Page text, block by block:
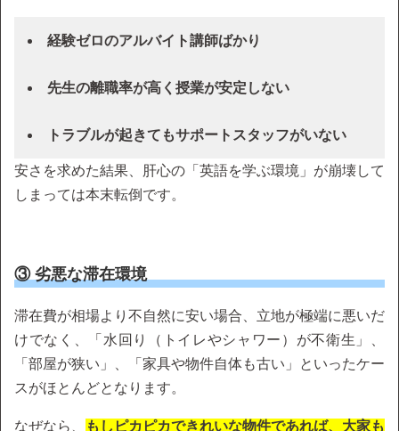
経験ゼロのアルバイト講師ばかり
先生の離職率が高く授業が安定しない
トラブルが起きてもサポートスタッフがいない
安さを求めた結果、肝心の「英語を学ぶ環境」が崩壊して
しまっては本末転倒です。
③ 劣悪な滞在環境
滞在費が相場より不自然に安い場合、立地が極端に悪いだ
けでなく、「水回り（トイレやシャワー）が不衛生」、
「部屋が狭い」、「家具や物件自体も古い」といったケー
スがほとんどとなります。
なぜなら、 もしピカピカできれいな物件であれば、大家も